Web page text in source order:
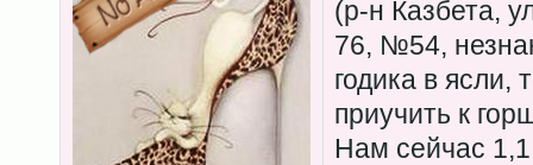
(р-н Казбета,
76, №54,
годика в ясли,
приучить к
Нам сейчас 1,1